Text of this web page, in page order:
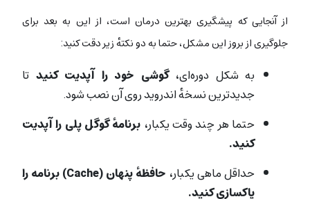
از آنجایی که پیشگیری بهترین درمان است، از این به بعد برای
جلوگیری از بروز این مشکل، حتما به دو نکتهٔ زیر دقت کنید:
به شکل دوره‌ای،‌گوشی خود را آپدیت کنید تا
جدیدترین نسخهٔ اندروید روی آن نصب شود.
حتما هر چند وقت یکبار، برنامهٔ گوگل پلی را آپدیت
کنید.
حداقل ماهی یکبار،
حافظهٔ پنهان (Cache) برنامه را
پاکسازی کنید.